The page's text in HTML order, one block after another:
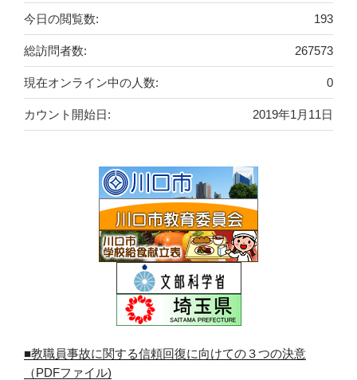
193
今日の閲覧数:
267573
総訪問者数:
0
現在オンライン中の人数:
2019年1月11日
カウント開始日:
■教職員事故に関する信頼回復に向けての３つの決意
（PDFファイル)